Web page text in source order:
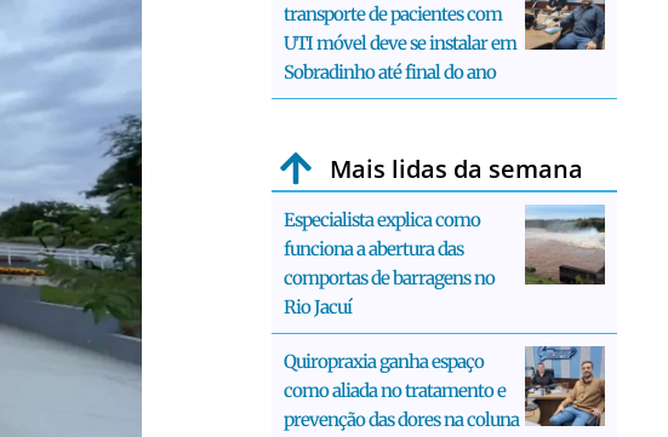
transporte de pacientes com
UTI móvel deve se instalar em
Sobradinho até final do ano
Mais lidas da semana
Especialista explica como
funciona a abertura das
comportas de barragens no
Rio Jacuí
Quiropraxia ganha espaço
como aliada no tratamento e
prevenção das dores na coluna